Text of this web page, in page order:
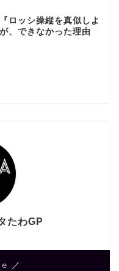
ロッシ操縦を真似しよ
、できなかった理由
たわGP
／